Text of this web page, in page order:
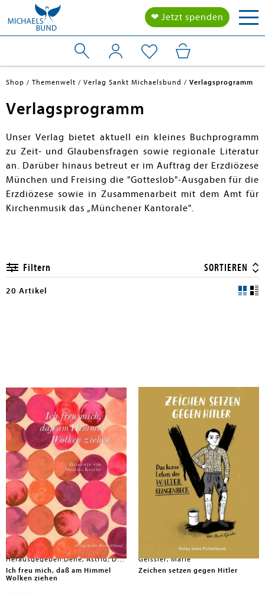
❤ Jetzt spenden
Shop Themenwelt Verlag Sankt Michaelsbund Verlagsprogramm
Verlagsprogramm
Unser Verlag bietet aktuell ein kleines Buchprogramm
zu Zeit- und Glaubensfragen sowie regionale Literatur
an. Darüber hinaus betreut er im Auftrag der Erzdiözese
München und Freising die "Gotteslob"-Ausgaben für die
Erzdiözese sowie in Zusammenarbeit mit dem Amt für
Kirchenmusik das „Münchener Kantorale".
Filtern SORTIEREN
20 Artikel
Herausgegeben:Dehe, Astrid; Deutsche Akademie für Kinder und Jugendliteratur e.V.
Ich freu mich, daß am Himmel
Wolken ziehen
Geissler, Marie
Zeichen setzen gegen Hitler